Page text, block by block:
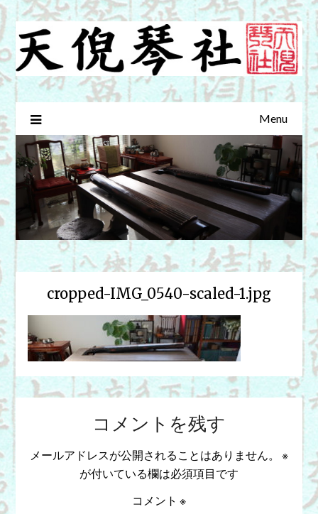
Skip
to
content
Menu
cropped-IMG_0540-scaled-1.jpg
コメントを残す
メールアドレスが公開されることはありません。
※
が付いている欄は必須項目です
コメント ※